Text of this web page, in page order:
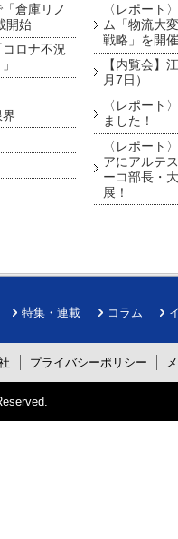
倉庫リノ
開始
ロナ不況
〈レポート
ム「物流大
戦略」を開
【内覧会】
月7日）
〈レポート
ました！
〈レポート
アにアルテ
ーコ部長・
展！
特集・連載 コラム
プライバシーポリシー